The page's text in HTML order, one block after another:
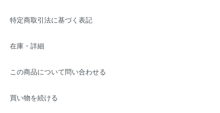
特定商取引法に基づく表記
在庫・詳細
この商品について問い合わせる
買い物を続ける